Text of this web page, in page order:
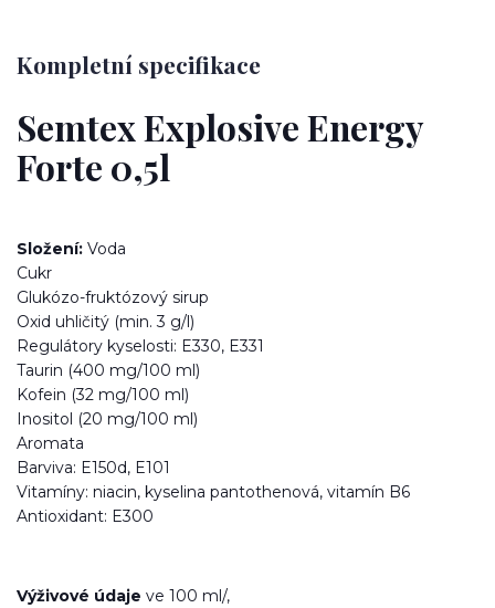
Kompletní specifikace
Semtex Explosive Energy
Forte 0,5l
Složení: Voda
Cukr
Glukózo-fruktózový sirup
Oxid uhličitý (min. 3 g/l)
Regulátory kyselosti: E330, E331
Taurin (400 mg/100 ml)
Kofein (32 mg/100 ml)
Inositol (20 mg/100 ml)
Aromata
Barviva: E150d, E101
Vitamíny: niacin, kyselina pantothenová, vitamín B6
Antioxidant: E300
Výživové údaje ve 100 ml/,